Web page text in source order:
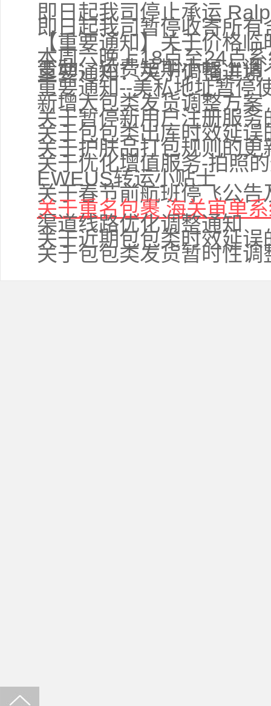
即日起我司停止承运
即日起我司暂停收寄所有
【重要通知】关于价格
变动，运费短期小幅上调
本周六晚上18点至24点
重要通知：关于调整进
重要通知--美私地址暂停
新增大包类发货调整方案
关于暂停新用户注册服务
关于包包类出库时效延误
关于护肤品打包规则的更
关于优化增值服务-拍照
EWEUS转运小贴士
关于春节前航班停飞公告
关于重名包裹 海关审单
渠道线路优化调整通知
关于近期包包类时效延误
关于包包类发货暂时性调